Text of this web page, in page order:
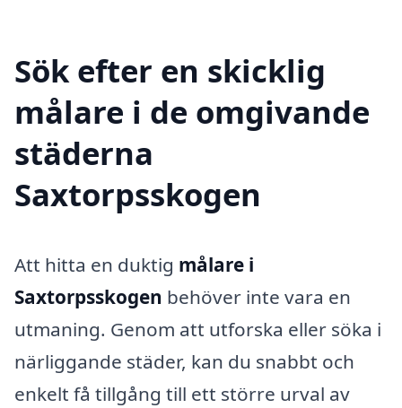
Sök efter en skicklig
målare i de omgivande
städerna
Saxtorpsskogen
Att hitta en duktig målare i
Saxtorpsskogen behöver inte vara en
utmaning. Genom att utforska eller söka i
närliggande städer, kan du snabbt och
enkelt få tillgång till ett större urval av